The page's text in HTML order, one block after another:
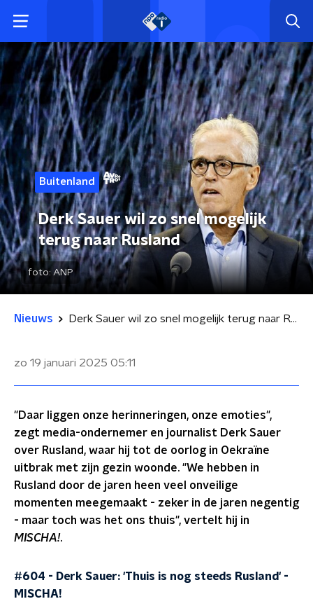
Buitenland
Derk Sauer wil zo snel mogelijk
terug naar Rusland
foto: ANP
Nieuws Derk Sauer wil zo snel mogelijk terug naar Rusland
zo 19 januari 2025 05:11
"Daar liggen onze herinneringen, onze emoties",
zegt media-ondernemer en journalist Derk Sauer
over Rusland, waar hij tot de oorlog in Oekraïne
uitbrak met zijn gezin woonde. "We hebben in
Rusland door de jaren heen veel onveilige
momenten meegemaakt - zeker in de jaren negentig
- maar toch was het ons thuis", vertelt hij in
MISCHA!.
#604 - Derk Sauer: 'Thuis is nog steeds Rusland' -
MISCHA!